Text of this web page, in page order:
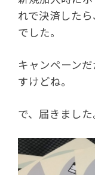
れで決済した
でした。
キャンペーン
すけどね。
で、届きました